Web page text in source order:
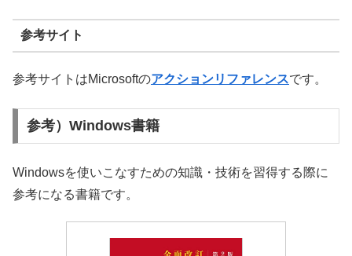
参考サイト
参考サイトはMicrosoftのアクションリファレンスです。
参考）Windows書籍
Windowsを使いこなすための知識・技術を習得する際に
参考になる書籍です。